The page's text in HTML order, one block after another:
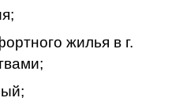
жилья в г.